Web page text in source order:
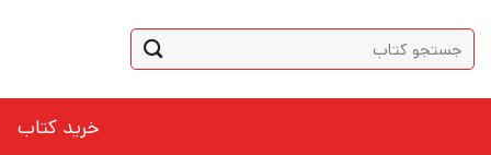
content
جستجو
برای:
خرید کتاب